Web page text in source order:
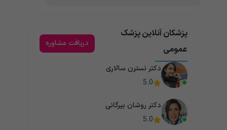
پزشکان آنلاین پزشک
عمومی
دریافت مشاوره
دکتر نسترن سالاری
5.0
دکتر روشان بیرگانی
5.0